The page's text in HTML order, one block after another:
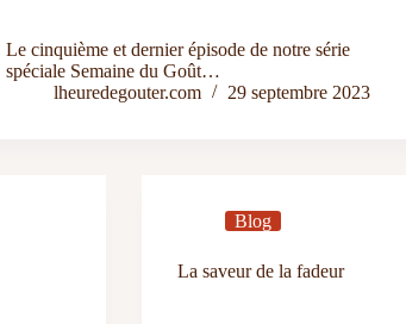
Le cinquième et dernier épisode de notre série
spéciale Semaine du Goût…
lheuredegouter.com
29 septembre 2023
Blog
La saveur de la fadeur